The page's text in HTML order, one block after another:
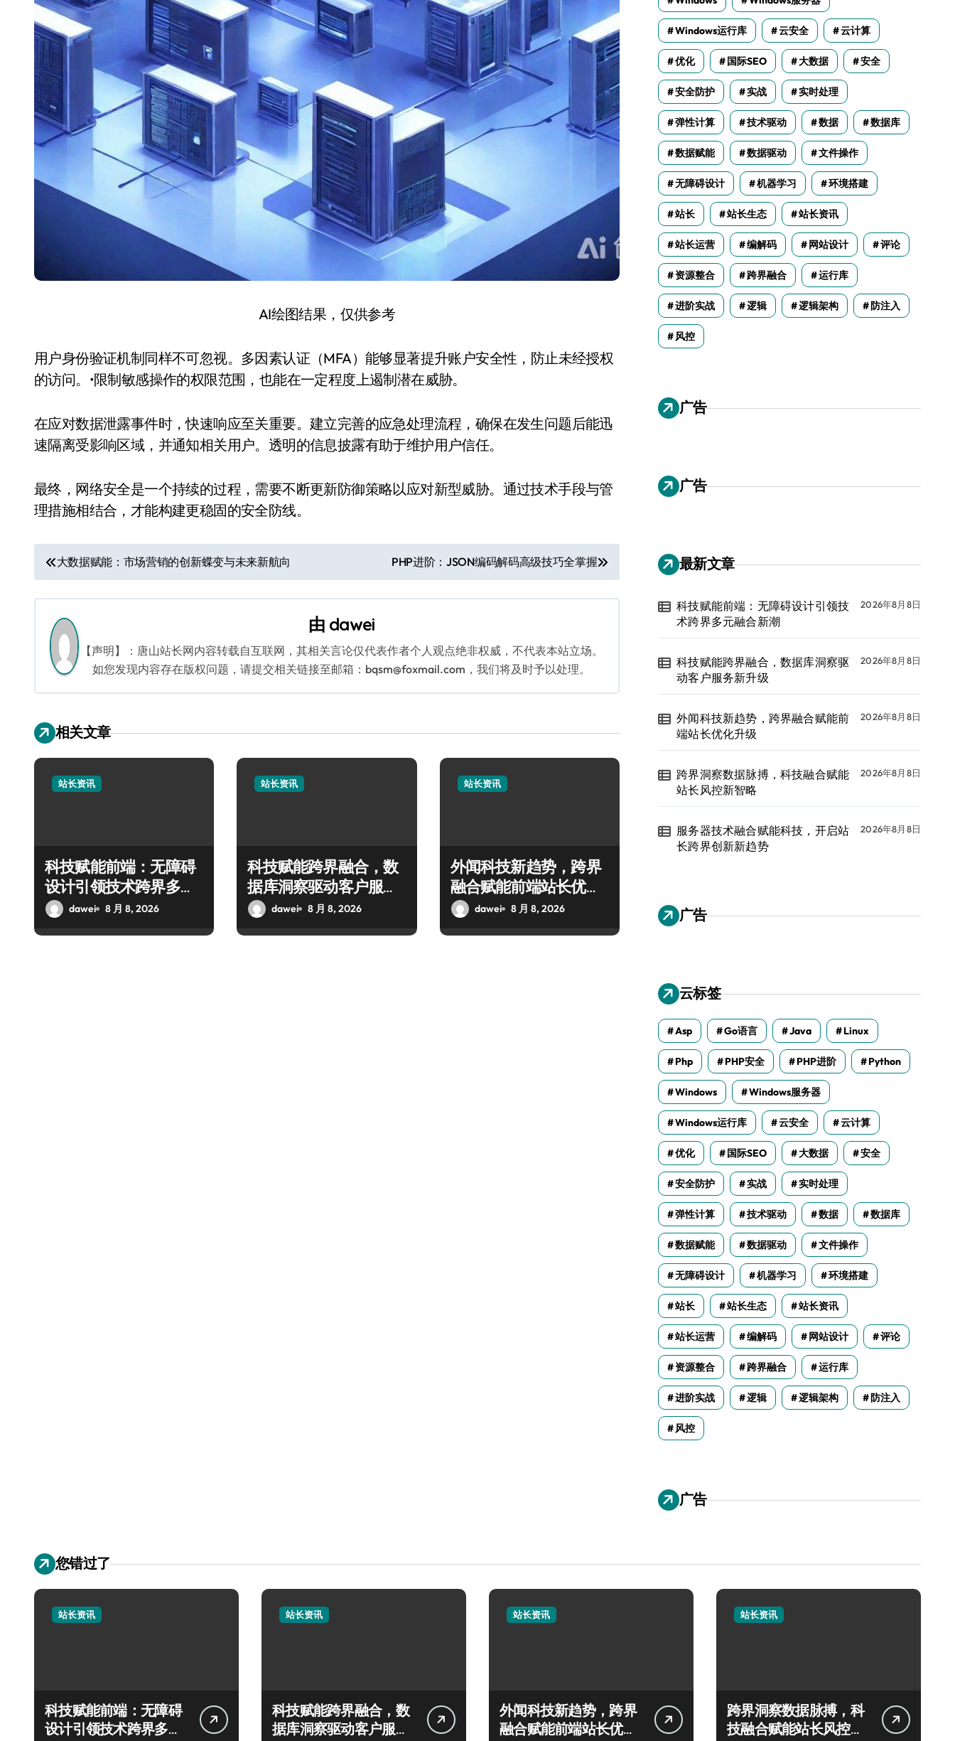
AI绘图结果，仅供参考
用户身份验证机制同样不可忽视。多因素认证（MFA）能够显著提升账户安全性，防止未经授权
的访问。•限制敏感操作的权限范围，也能在一定程度上遏制潜在威胁。
在应对数据泄露事件时，快速响应至关重要。建立完善的应急处理流程，确保在发生问题后能迅
速隔离受影响区域，并通知相关用户。透明的信息披露有助于维护用户信任。
最终，网络安全是一个持续的过程，需要不断更新防御策略以应对新型威胁。通过技术手段与管
理措施相结合，才能构建更稳固的安全防线。
文
章
导
航
大数据赋能：市场营销的创新蝶变与未来新航向 PHP进阶：JSON编码解码高级技巧全掌握
由 dawei
【声明】：唐山站长网内容转载自互联网，其相关言论仅代表作者个人观点绝非权威，不代表本站立场。
如您发现内容存在版权问题，请提交相关链接至邮箱：bqsm@foxmail.com，我们将及时予以处理。
相关文章
站长资讯
科技赋能前端：无障碍
设计引领技术跨界多元
融合新潮
dawei 8 月 8, 2026
站长资讯
科技赋能跨界融合，数
据库洞察驱动客户服务
新升级
dawei 8 月 8, 2026
站长资讯
外闻科技新趋势，跨界
融合赋能前端站长优化
升级dawei 8 月 8, 2026
Windows运行库 云安全 云计算
优化 国际SEO 大数据 安全
安全防护 实战 实时处理
弹性计算 技术驱动 数据 数据库
数据赋能 数据驱动 文件操作
无障碍设计 机器学习 环境搭建
站长 站长生态 站长资讯
站长运营 编解码 网站设计 评论
资源整合 跨界融合 运行库
进阶实战 逻辑 逻辑架构 防注入
风控
广告
广告
最新文章
科技赋能前端：无障碍设计引领技
术跨界多元融合新潮
2026年8月8日
科技赋能跨界融合，数据库洞察驱
动客户服务新升级
2026年8月8日
外闻科技新趋势，跨界融合赋能前
端站长优化升级
2026年8月8日
跨界洞察数据脉搏，科技融合赋能
站长风控新智略
2026年8月8日
服务器技术融合赋能科技，开启站
长跨界创新新趋势
2026年8月8日
广告
云标签
Asp Go语言 Java Linux
Php PHP安全 PHP进阶 Python
Windows Windows服务器
Windows运行库 云安全 云计算
优化 国际SEO 大数据 安全
安全防护 实战 实时处理
弹性计算 技术驱动 数据 数据库
数据赋能 数据驱动 文件操作
无障碍设计 机器学习 环境搭建
站长 站长生态 站长资讯
站长运营 编解码 网站设计 评论
资源整合 跨界融合 运行库
进阶实战 逻辑 逻辑架构 防注入
风控
广告
您错过了
站长资讯
科技赋能前端：无障碍
设计引领技术跨界多元
站长资讯
科技赋能跨界融合，数
据库洞察驱动客户服务
站长资讯
外闻科技新趋势，跨界
融合赋能前端站长优化
站长资讯
跨界洞察数据脉搏，科
技融合赋能站长风控新